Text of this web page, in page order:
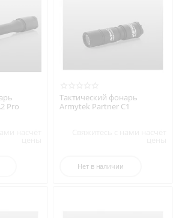
Pro
Тактический фонарь
Armytek Partner C1
Нет в наличии